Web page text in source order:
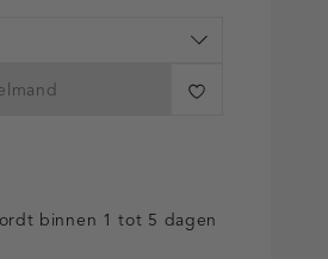
binnen 1 tot 5 dagen